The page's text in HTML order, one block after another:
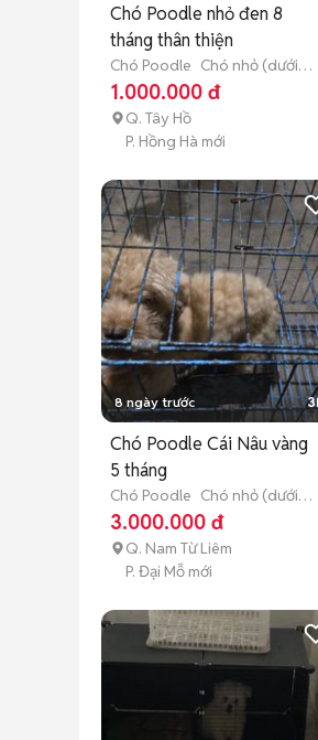
Chó Poodle nhỏ đen 8
tháng thân thiện
Chó Poodle Chó nhỏ (dưới 1
năm tuổi)
1.000.000 đ
Q. Tây Hồ
P. Hồng Hà mới
8 ngày trước 3
Chó Poodle Cái Nâu vàng
5 tháng
Chó Poodle Chó nhỏ (dưới 1
năm tuổi)
3.000.000 đ
Q. Nam Từ Liêm
P. Đại Mỗ mới